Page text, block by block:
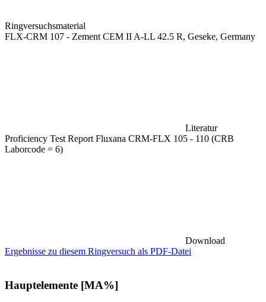
Ringversuchsmaterial
FLX-CRM 107 - Zement CEM II A-LL 42.5 R, Geseke, Germany
Literatur
Proficiency Test Report Fluxana CRM-FLX 105 - 110 (CRB
Laborcode = 6)
Download
Ergebnisse zu diesem Ringversuch als PDF-Datei
Hauptelemente [MA%]